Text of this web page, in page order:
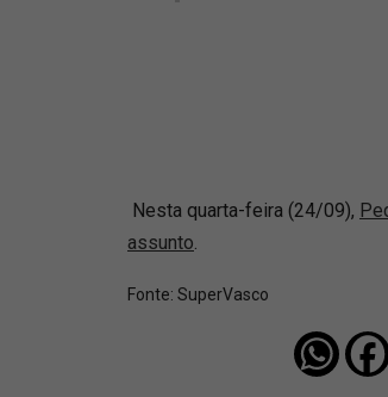
Nesta quarta-feira (24/09),
assunto.
Fonte: SuperVasco‎‎‎‎‎‎